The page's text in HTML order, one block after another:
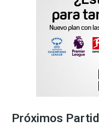
Próximos